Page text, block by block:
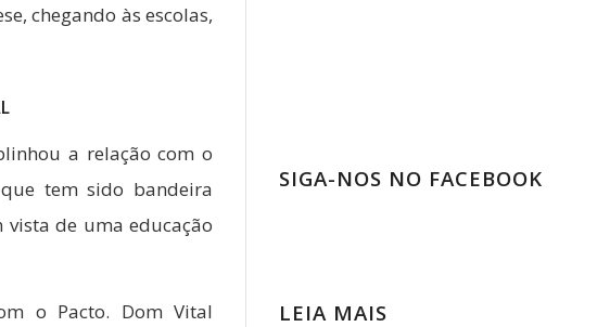
chegando às escolas,
a relação com o
tem sido bandeira
de uma educação
o Pacto. Dom Vital
SIGA-NOS NO FACEBOOK
LEIA MAIS